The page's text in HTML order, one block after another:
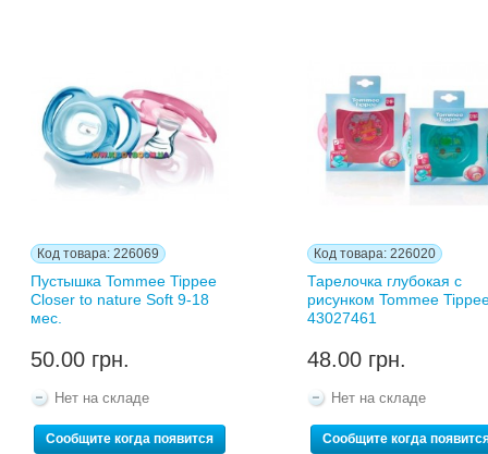
Код товара: 226069
Пустышка Tommee Tippee
Closer to nature Soft 9-18
мес.
50.00 грн.
Нет на складе
Сообщите когда появится
Код товара: 226020
Тарелочка глубокая с
рисунком Tommee
43027461
48.00 грн.
Нет на складе
Сообщите когда